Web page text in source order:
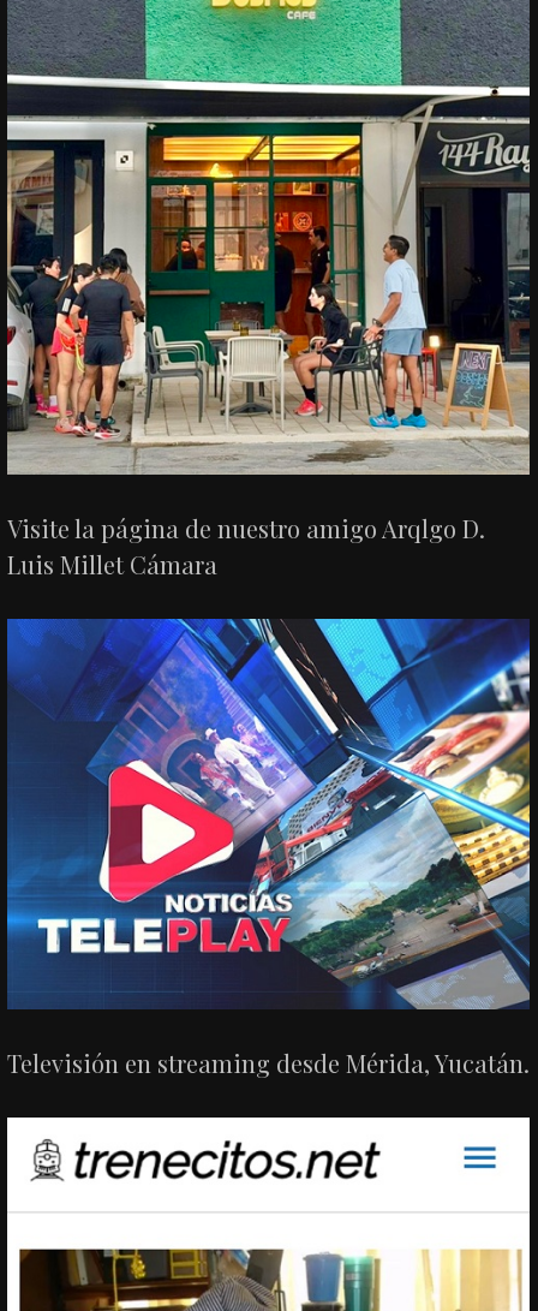
Visite la página de nuestro amigo Arqlgo D.
Luis Millet Cámara
Televisión en streaming desde Mérida, Yucatán.